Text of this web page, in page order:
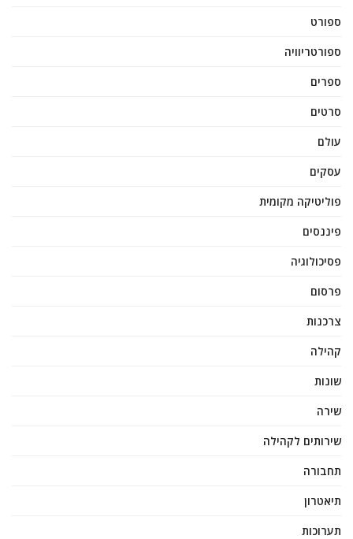
ספורט
ספורטריוויה
ספרים
סרטים
עולם
עסקים
פוליטיקה מקומית
פיננסים
פסיכולוגיה
פרסום
צרכנות
קהילה
שונות
שירה
שירותים לקהילה
תחבורה
תיאטרון
תערוכות